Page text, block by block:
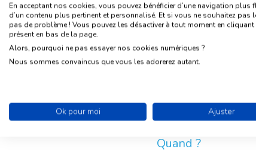
A qui donne-
L’aide à la
ensuite la lutte
Cependant, les
Quand ?
En acceptant nos cookies, vous pouvez bénéficier d’une navigation plus
d’un contenu plus pertinent et personnalisé. Et si vous ne souhaitez pas
pas de problème ! Vous pouvez les désactiver à tout moment en cliquant
présent en bas de la page.
Alors, pourquoi ne pas essayer nos cookies numériques ?
Nous sommes convaincus que vous les adorerez autant.
Ok pour moi Ajuster